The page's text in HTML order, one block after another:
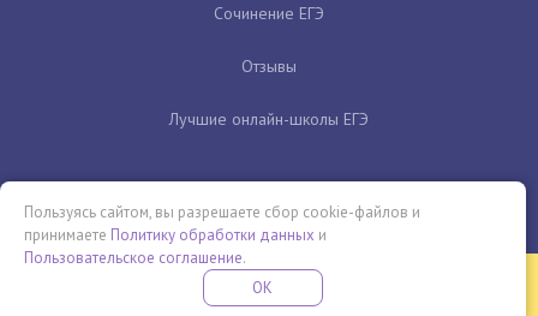
Сочинение ЕГЭ
Отзывы
Лучшие онлайн-школы ЕГЭ
Бесплатная летняя школа
ПРОВЕДИ ЭТО ЛЕТО С ПОЛЬЗОЙ
Пользуясь сайтом, вы разрешаете сбор cookie-файлов и
принимаете Политику обработки данных и
Пользовательское соглашение.
OK